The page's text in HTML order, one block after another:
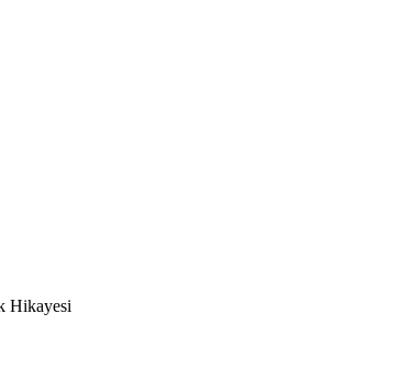
Hikayesi